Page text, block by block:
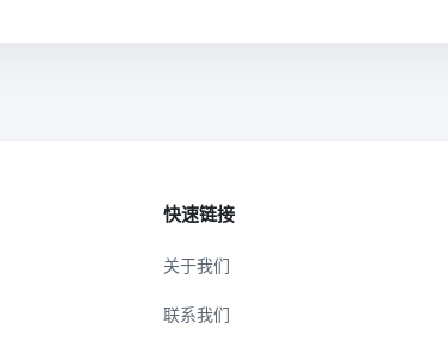
快速链接
关于我们
联系我们